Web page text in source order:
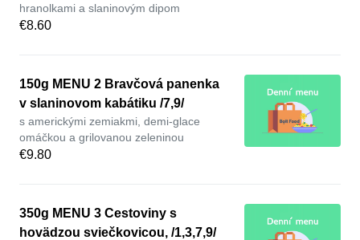
hranolkami a slaninovým dipom
€8.60
150g MENU 2 Bravčová panenka
v slaninovom kabátiku /7,9/
s americkými zemiakmi, demi-glace
omáčkou a grilovanou zeleninou
€9.80
350g MENU 3 Cestoviny s
hovädzou sviečkovicou, /1,3,7,9/